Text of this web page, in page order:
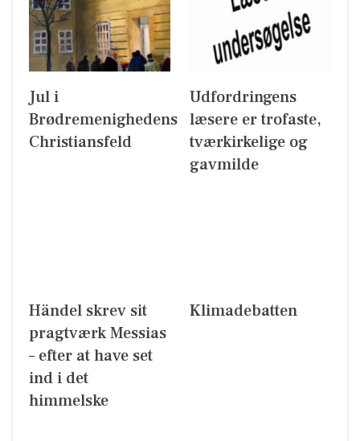
Jul i
Brødremenighedens
Christiansfeld
Udfordringens
læsere er trofaste,
tværkirkelige og
gavmilde
Händel skrev sit
pragtværk Messias
– efter at have set
ind i det
himmelske
Klimadebatten